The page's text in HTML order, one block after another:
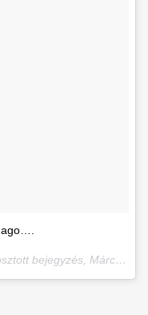
bejegyzés, Márc 5., 2018, időpont: 5:31 (PST időzóna szerint)